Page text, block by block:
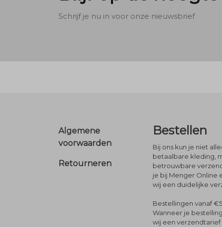
Schrijf je nu in voor onze nieuwsbrief
Footer
Algemene
voorwaarden
Retourneren
Bestellen
Bij ons kun je niet
betaalbare kleding,
betrouwbare
je bij Menger Online
wij een duidelijke
Bestellingen vanaf
Wanneer je
wij een verzendtarief